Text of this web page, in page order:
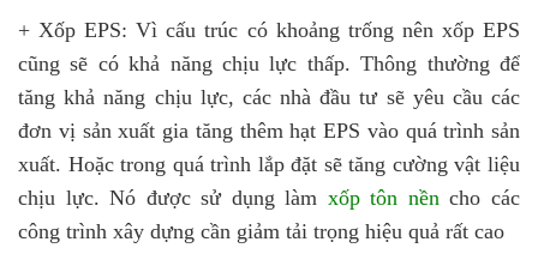
+ Xốp EPS: Vì cấu trúc có khoảng trống nên xốp EPS
cũng sẽ có khả năng chịu lực thấp. Thông thường để
tăng khả năng chịu lực, các nhà đầu tư sẽ yêu cầu các
đơn vị sản xuất gia tăng thêm hạt EPS vào quá trình sản
xuất. Hoặc trong quá trình lắp đặt sẽ tăng cường vật liệu
chịu lực. Nó được sử dụng làm xốp tôn nền cho các
công trình xây dựng cần giảm tải trọng hiệu quả rất cao